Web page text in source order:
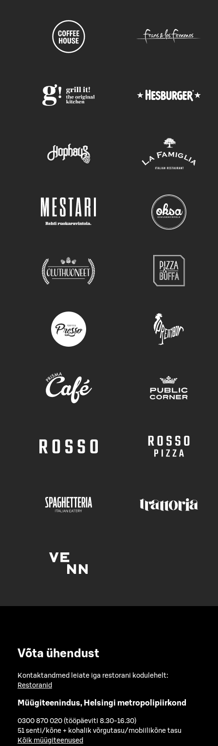
Võta ühendust
Kontaktandmed leiate iga restorani kodulehelt:
Restoranid
Müügiteenindus, Helsingi metropolipiirkond
0300 870 020 (tööpäeviti 8.30-16.30)
51 senti/kõne + kohalik võrgutasu/mobiilikõne tasu
Kõik müügiteenused